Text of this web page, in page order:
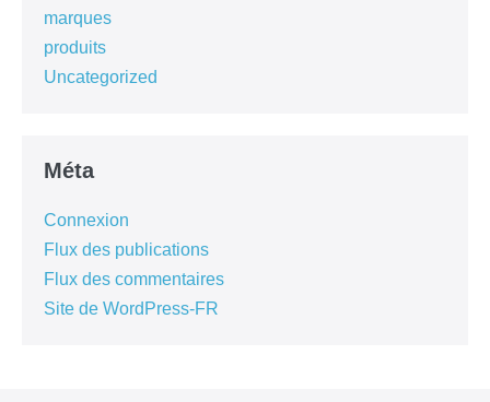
marques
produits
Uncategorized
Méta
Connexion
Flux des publications
Flux des commentaires
Site de WordPress-FR